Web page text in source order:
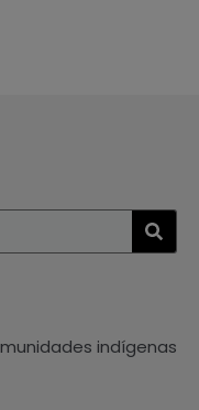
indígenas